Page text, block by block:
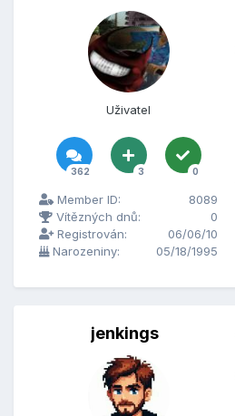
Uživatel
362 3 0
Member ID:
8089
Vítězných dnů:
0
Registrován:
06/06/10
Narozeniny:
05/18/1995
jenkings